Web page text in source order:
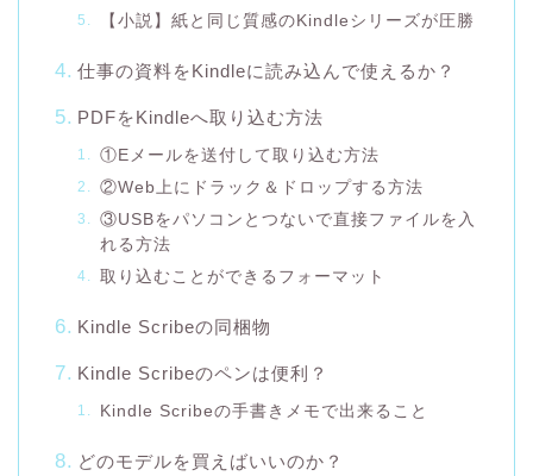
【小説】紙と同じ質感のKindleシリーズが圧勝
仕事の資料をKindleに読み込んで使えるか？
PDFをKindleへ取り込む方法
①Eメールを送付して取り込む方法
②Web上にドラック＆ドロップする方法
③USBをパソコンとつないで直接ファイルを入
れる方法
取り込むことができるフォーマット
Kindle Scribeの同梱物
Kindle Scribeのペンは便利？
Kindle Scribeの手書きメモで出来ること
どのモデルを買えばいいのか？